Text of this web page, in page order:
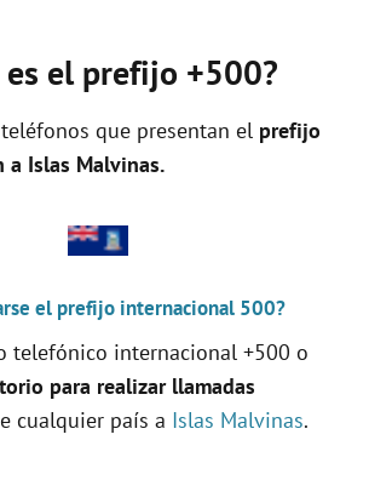
es el prefijo +500?
que presentan el prefijo
a Islas Malvinas.
el prefijo internacional 500?
telefónico internacional +500 o
para realizar llamadas
cualquier país a Islas Malvinas.